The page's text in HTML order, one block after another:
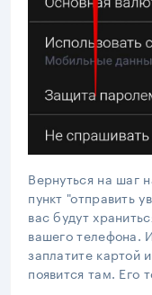
Вернуться на шаг
пункт "отправить
вас будут
вашего телефона.
заплатите картой
появится там. Его